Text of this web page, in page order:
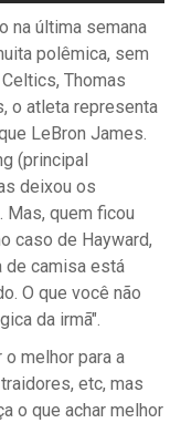
na última semana
polêmica, sem
Thomas
o atleta representa
LeBron James.
(principal
deixou os
quem ficou
caso de Hayward,
de camisa está
O que você não
da irmã".
melhor para a
etc, mas
o que achar melhor